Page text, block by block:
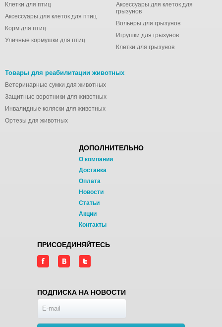
Клетки для птиц
Аксессуары для клеток для птиц
Корм для птиц
Уличные кормушки для птиц
Аксессуары для клеток для
грызунов
Вольеры для грызунов
Игрушки для грызунов
Клетки для грызунов
Товары для реабилитации животных
Ветеринарные сумки для животных
Защитные воротники для животных
Инвалидные коляски для животных
Ортезы для животных
ДОПОЛНИТЕЛЬНО
О компании
Доставка
Оплата
Новости
Статьи
Акции
Контакты
ПРИСОЕДИНЯЙТЕСЬ
ПОДПИСКА НА НОВОСТИ